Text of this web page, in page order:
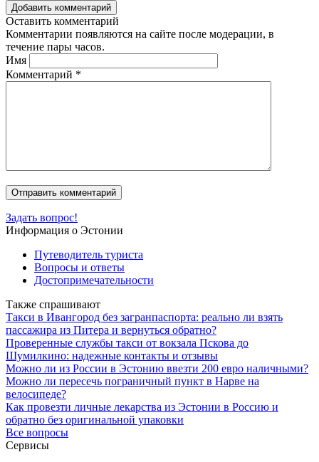
Добавить комментарий
Оставить комментарий
Комментарии появляются на сайте после модерации, в
течение пары часов.
Имя
Комментарий *
Задать вопрос!
Информация о Эстонии
Путеводитель туриста
Вопросы и ответы
Достопримечательности
Также спрашивают
Такси в Ивангород без загранпаспорта: реально ли взять
пассажира из Питера и вернуться обратно?
Проверенные службы такси от вокзала Пскова до
Шумилкино: надежные контакты и отзывы
Можно ли из России в Эстонию ввезти 200 евро наличными?
Можно ли пересечь пограничный пункт в Нарве на
велосипеде?
Как провезти личные лекарства из Эстонии в Россию и
обратно без оригинальной упаковки
Все вопросы
Сервисы